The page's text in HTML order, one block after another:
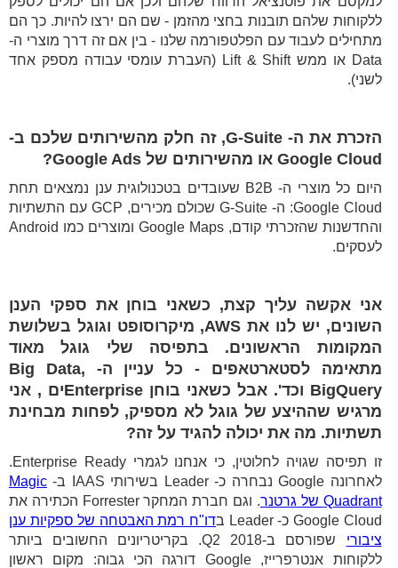
ללקוחות שלהם תובנות בחצי מהזמן - שם הם ירצו להיות. כך הם
מתחילים לעבוד עם הפלטפורמה שלנו - בין אם זה דרך מוצרי ה-
Data או ממש Lift & Shift (העברת עומסי עבודה מספק אחד
לשני).
הזכרת את ה- G-Suite, זה חלק מהשירותים שלכם ב-
Google Cloud או מהשירותים של Google Ads?
היום כל מוצרי ה- B2B שעובדים בטכנולוגית ענן נמצאים תחת
Google Cloud: ה- G-Suite שכולם מכירים, GCP עם התשתיות
והחדשנות שהזכרתי קודם, Google Maps ומוצרים כמו Android
לעסקים.
אני אקשה עליך קצת, כשאני בוחן את ספקי הענן
השונים, יש לנו את AWS, מיקרוסופט וגוגל בשלושת
המקומות הראשונים. בתפיסה שלי גוגל מאוד
מתאימה לסטארטאפים - כל עניין ה- Big Data,
BigQuery וכד'. אבל כשאני בוחן Enterpriseים , אני
מרגיש שההיצע של גוגל לא מספיק, לפחות מבחינת
תשתיות. מה את יכולה להגיד על זה?
זו תפיסה שגויה לחלוטין, כי אנחנו לגמרי Enterprise Ready.
לאחרונה Google נבחרה כ- Leader בשירותי IAAS ב-
Magic
Quadrant של גרטנר
. וגם חברת המחקר Forrester הכתירה את
Google Cloud כ- Leader ב
דו"ח רמת האבטחה של ספקיות ענן
ציבורי
שפורסם ב-Q2 2018. בקריטריונים החשובים ביותר
ללקוחות אנטרפרייז, Google דורגה הכי גבוה: מקום ראשון